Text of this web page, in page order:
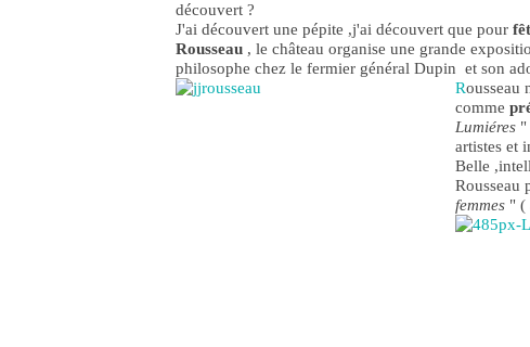
découvert ?
J'ai découvert une pépite ,j'ai découvert que pour
Rousseau , le château organise une grande
philosophe chez le fermier général Dupin et son
Rousseau
comme
Lumiéres "
artistes et
Belle
Rousseau
femmes " (